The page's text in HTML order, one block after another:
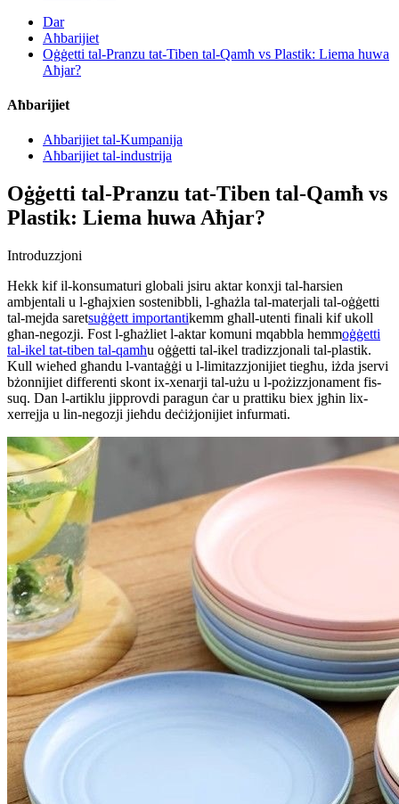
Dar
Aħbarijiet
Oġġetti tal-Pranzu tat-Tiben tal-Qamħ vs Plastik: Liema huwa
Aħjar?
Aħbarijiet
Aħbarijiet tal-Kumpanija
Aħbarijiet tal-industrija
Oġġetti tal-Pranzu tat-Tiben tal-Qamħ vs
Plastik: Liema huwa Aħjar?
Introduzzjoni
Hekk kif il-konsumaturi globali jsiru aktar konxji tal-ħarsien
ambjentali u l-għajxien sostenibbli, l-għażla tal-materjali tal-oġġetti
tal-mejda saretsuġġett importantikemm għall-utenti finali kif ukoll
għan-negozji. Fost l-għażliet l-aktar komuni mqabbla hemmoġġetti
tal-ikel tat-tiben tal-qamħu oġġetti tal-ikel tradizzjonali tal-plastik.
Kull wieħed għandu l-vantaġġi u l-limitazzjonijiet tiegħu, iżda jservi
bżonnijiet differenti skont ix-xenarji tal-użu u l-pożizzjonament fis-
suq. Dan l-artiklu jipprovdi paragun ċar u prattiku biex jgħin lix-
xerrejja u lin-negozji jieħdu deċiżjonijiet infurmati.